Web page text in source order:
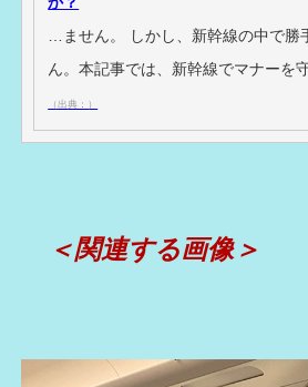
…ません。 しかし、新幹線の中で
ん。本記事では、新幹線でマナーを
（出典：）
＜関連する画像＞